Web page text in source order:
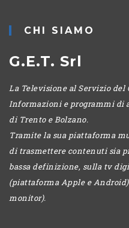
CHI SIAMO
G.E.T. Srl
La Televisione al Servizio del
Informazioni e programmi di
di Trento e Bolzano.
Tramite la sua piattaforma
di trasmettere contenuti sia
bassa definizione, sulla tv
(piattaforma Apple e
monitor).